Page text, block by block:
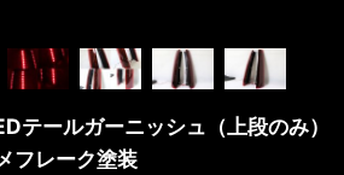
テールガーニッシュ（上段のみ）
フレーク塗装